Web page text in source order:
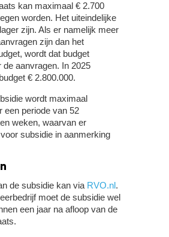
kan maximaal € 2.700
worden. Het uiteindelijke
zijn. Als er namelijk meer
zijn dan het
wordt dat budget
de aanvragen. In 2025
€ 2.800.000.
wordt maximaal
een periode van 52
weken, waarvan er
subsidie in aanmerking
de subsidie kan via RVO.nl.
moet de subsidie wel
een jaar na afloop van de